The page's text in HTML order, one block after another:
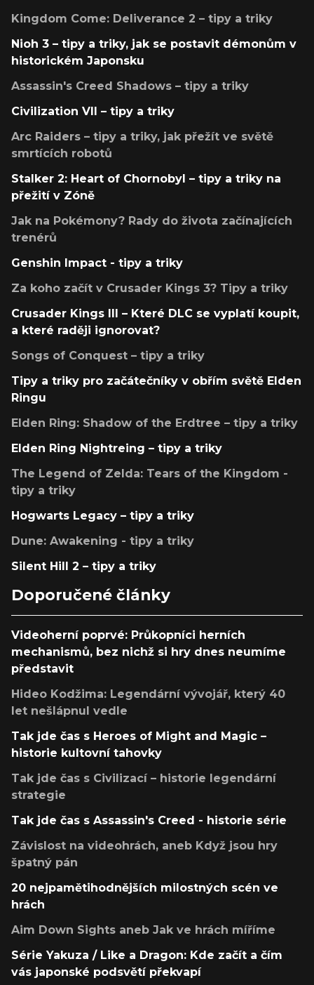
Kingdom Come: Deliverance 2 – tipy a triky
Nioh 3 – tipy a triky, jak se postavit démonům v
historickém Japonsku
Assassin's Creed Shadows – tipy a triky
Civilization VII – tipy a triky
Arc Raiders – tipy a triky, jak přežít ve světě
smrtících robotů
Stalker 2: Heart of Chornobyl – tipy a triky na
přežití v Zóně
Jak na Pokémony? Rady do života začínajících
trenérů
Genshin Impact - tipy a triky
Za koho začít v Crusader Kings 3? Tipy a triky
Crusader Kings III – Které DLC se vyplatí koupit,
a které raději ignorovat?
Songs of Conquest – tipy a triky
Tipy a triky pro začátečníky v obřím světě Elden
Ringu
Elden Ring: Shadow of the Erdtree – tipy a triky
Elden Ring Nightreing – tipy a triky
The Legend of Zelda: Tears of the Kingdom -
tipy a triky
Hogwarts Legacy – tipy a triky
Dune: Awakening - tipy a triky
Silent Hill 2 – tipy a triky
Doporučené články
Videoherní poprvé: Průkopníci herních
mechanismů, bez nichž si hry dnes neumíme
představit
Hideo Kodžima: Legendární vývojář, který 40
let nešlápnul vedle
Tak jde čas s Heroes of Might and Magic –
historie kultovní tahovky
Tak jde čas s Civilizací – historie legendární
strategie
Tak jde čas s Assassin's Creed - historie série
Závislost na videohrách, aneb Když jsou hry
špatný pán
20 nejpamětihodnějších milostných scén ve
hrách
Aim Down Sights aneb Jak ve hrách míříme
Série Yakuza / Like a Dragon: Kde začít a čím
vás japonské podsvětí překvapí